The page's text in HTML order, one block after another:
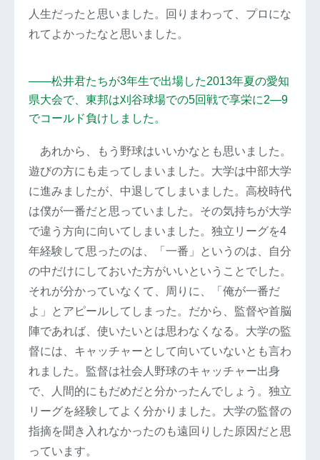
人生だったと思いました。回りまわって、プロにな
れてよかったなと思いました。
――松井君たちが3年生で出場した2013年夏の愛知
県大会で、東邦は刈谷球場での5回戦で享栄に2―9
でコールド負けしました。
あれから、もう野球はいいかなとも思いました。
遊びの方にも走ってしまいました。大学は中部大学
に進みましたが、中退してしまいました。高校時代
は僕が一番だと思っていました。その気持ちが大学
で違う方向に向いてしまいました。独立リーグを4
年経験して思ったのは、「一番」というのは、自分
の中だけにしておいた方がいいということでした。
それが分かっていなくて、周りに、「俺が一番だ
よ」とアピールしてしまった。だから、監督や首脳
陣であれば、使いたいとは思わなくなる。大学の監
督には、キャッチャーとして向いていないとも言わ
れました。監督は社会人野球のキャッチャー出身
で、人間的にもだめだと分かったんでしょう。独立
リーグを経験してよく分かりました。大学の監督の
指摘を聞き入れなかったのも遠回りした原因だと思
っています。